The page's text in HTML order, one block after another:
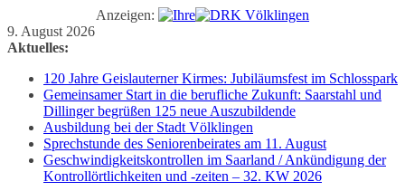
Anzeigen:
Zum
Inhalt
9. August 2026
Aktuelles:
120 Jahre Geislauterner Kirmes: Jubiläumsfest im Schlosspark
Gemeinsamer Start in die berufliche Zukunft: Saarstahl und
Dillinger begrüßen 125 neue Auszubildende
Ausbildung bei der Stadt Völklingen
Sprechstunde des Seniorenbeirates am 11. August
Geschwindigkeitskontrollen im Saarland / Ankündigung der
Kontrollörtlichkeiten und -zeiten – 32. KW 2026